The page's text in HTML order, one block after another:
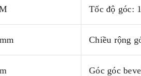
Tốc độ góc:
Chiều rộng
Góc góc